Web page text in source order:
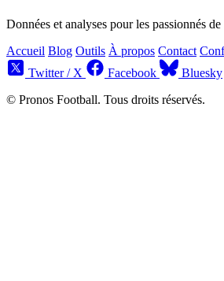
Données et analyses pour les passionnés
Accueil Blog Outils À propos Contact
Twitter / X
Facebook
Bluesky
© Pronos Football. Tous droits réservés.